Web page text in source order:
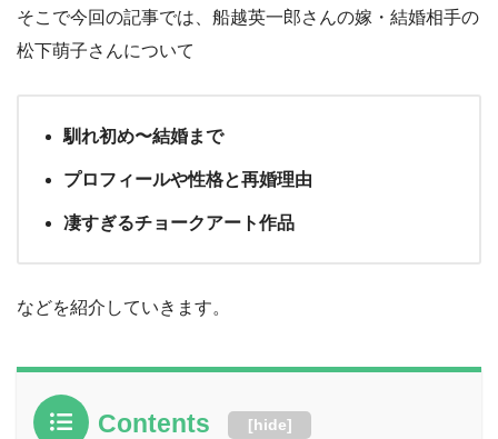
そこで今回の記事では、船越英一郎さんの嫁・結婚相手の
松下萌子さんについて
馴れ初め〜結婚まで
プロフィールや性格と再婚理由
凄すぎるチョークアート作品
などを紹介していきます。
Contents [hide]